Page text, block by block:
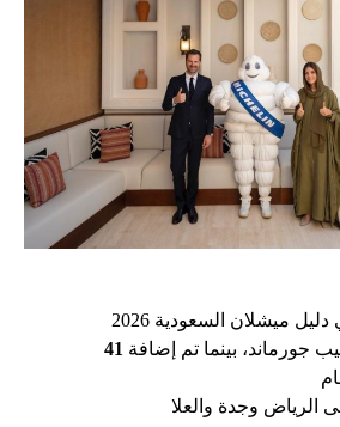
ميشلان السعودية 2026
جورماند، بينما تم إضافة 41
الرياض وجدة والعلا